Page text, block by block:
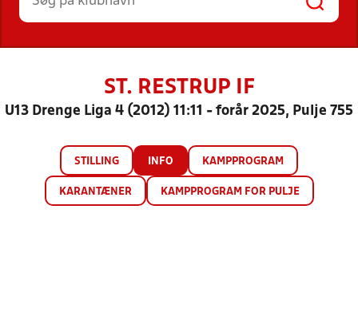
ST. RESTRUP IF
U13 Drenge Liga 4 (2012) 11:11 - forår 2025, Pulje 755
STILLING INFO KAMPPROGRAM
KARANTÆNER KAMPPROGRAM FOR PULJE